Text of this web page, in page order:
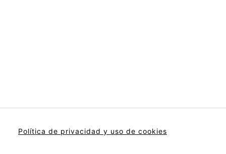
Política de privacidad y uso de cookies